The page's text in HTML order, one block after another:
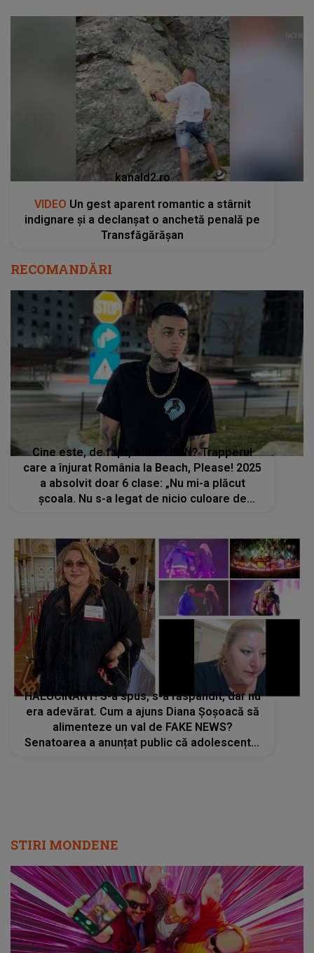
kanald2.ro
VIDEO Un gest aparent romantic a stârnit
indignare și a declanșat o anchetă penală pe
Transfăgărășan
RECOMANDĂRI
Cine este, de fapt, Albert NBN? Trapperul
care a înjurat România la Beach, Please! 2025
a absolvit doar 6 clase: „Nu mi-a plăcut
școala. Nu s-a legat de nicio culoare de
HALUCINANT! S-a spus, s-a răspândit, dar nu
era adevărat. Cum a ajuns Diana Șoșoacă să
alimenteze un val de FAKE NEWS?
Senatoarea a anunțat public că adolescentul
STIRI MONDENE